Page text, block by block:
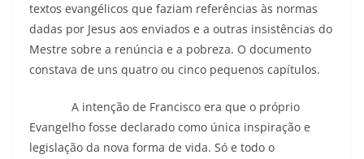
textos evangélicos que faziam referências às normas
dadas por Jesus aos enviados e a outras insistências do
Mestre sobre a renúncia e a pobreza. O documento
constava de uns quatro ou cinco pequenos capítulos.
A intenção de Francisco era que o próprio
Evangelho fosse declarado como única inspiração e
legislação da nova forma de vida. Só e todo o